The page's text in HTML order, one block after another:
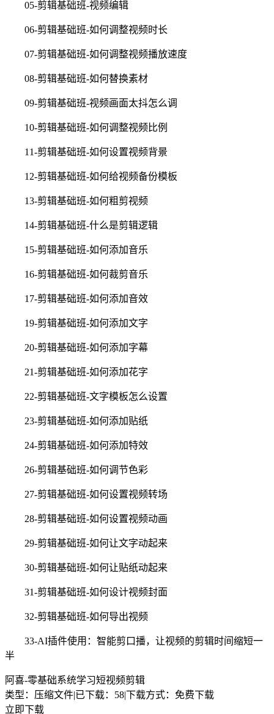
05-剪辑基础班-视频编辑
06-剪辑基础班-如何调整视频时长
07-剪辑基础班-如何调整视频播放速度
08-剪辑基础班-如何替换素材
09-剪辑基础班-视频画面太抖怎么调
10-剪辑基础班-如何调整视频比例
11-剪辑基础班-如何设置视频背景
12-剪辑基础班-如何给视频备份模板
13-剪辑基础班-如何粗剪视频
14-剪辑基础班-什么是剪辑逻辑
15-剪辑基础班-如何添加音乐
16-剪辑基础班-如何裁剪音乐
17-剪辑基础班-如何添加音效
19-剪辑基础班-如何添加文字
20-剪辑基础班-如何添加字幕
21-剪辑基础班-如何添加花字
22-剪辑基础班-文字模板怎么设置
23-剪辑基础班-如何添加贴纸
24-剪辑基础班-如何添加特效
26-剪辑基础班-如何调节色彩
27-剪辑基础班-如何设置视频转场
28-剪辑基础班-如何设置视频动画
29-剪辑基础班-如何让文字动起来
30-剪辑基础班-如何让贴纸动起来
31-剪辑基础班-如何设计视频封面
32-剪辑基础班-如何导出视频
33-AI插件使用：智能剪口播，让视频的剪辑时间缩短一
半
阿喜-零基础系统学习短视频剪辑
类型：压缩文件|已下载：58|下载方式：免费下载
立即下载